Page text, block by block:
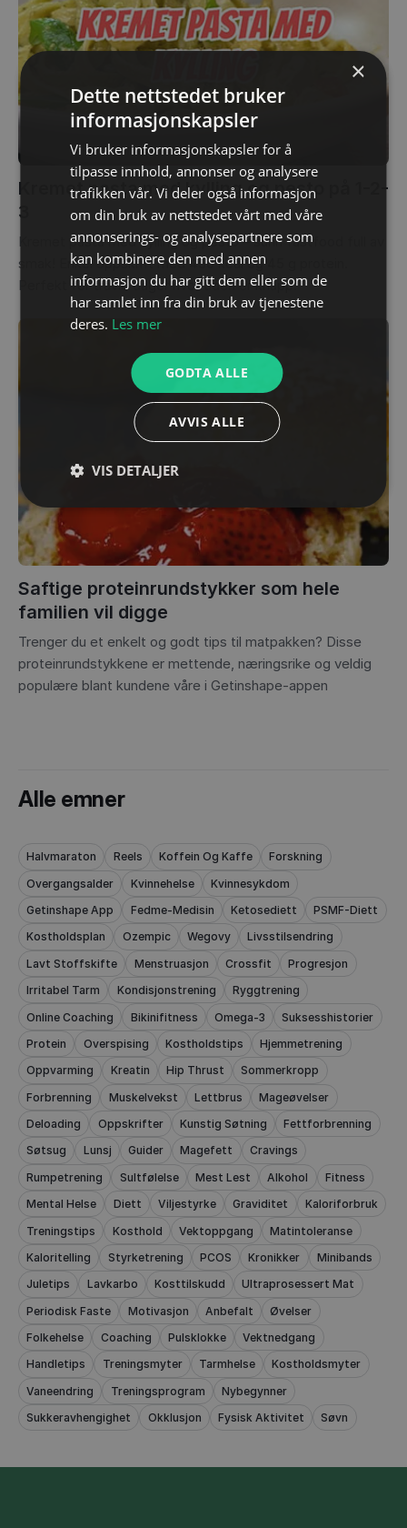
Kremet pasta med kylling og pesto på 1-2-
3
Kremet pasta med kylling og pesto – sunn fastfood full av
smak! Enkel oppskrift med 450 kcal og 45 g protein.
Perfekt for travle dager hvor tiden er knapp.
Saftige proteinrundstykker som hele
familien vil digge
Trenger du et enkelt og godt tips til matpakken? Disse
proteinrundstykkene er mettende, næringsrike og veldig
populære blant kundene våre i Getinshape-appen
Alle emner
Halvmaraton Reels Koffein Og Kaffe
Forskning
Overgangsalder
Kvinnehelse
Kvinnesykdom
Getinshape App
Fedme-Medisin Ketosediett
PSMF-Diett
Kostholdsplan
Ozempic Wegovy
Livsstilsendring
Lavt Stoffskifte
Menstruasjon Crossfit
Progresjon
Irritabel Tarm
Kondisjonstrening
Ryggtrening
Online Coaching
Bikinifitness Omega-3
Suksesshistorier
Protein
Overspising Kostholdstips
Hjemmetrening
Oppvarming
Kreatin Hip Thrust
Sommerkropp
Forbrenning
Muskelvekst Lettbrus
Mageøvelser
Deloading
Oppskrifter Kunstig Søtning
Fettforbrenning
Søtsug
Lunsj Guider Magefett
Cravings
Rumpetrening
Sultfølelse Mest Lest Alkohol
Fitness
Mental Helse
Diett Viljestyrke Graviditet
Kaloriforbruk
Treningstips
Kosthold Vektoppgang
Matintoleranse
Kaloritelling
Styrketrening PCOS Kronikker
Minibands
Juletips
Lavkarbo Kosttilskudd
Ultraprosessert Mat
Periodisk Faste
Motivasjon Anbefalt
Øvelser
Folkehelse
Coaching Pulsklokke
Vektnedgang
Handletips
Treningsmyter Tarmhelse
Kostholdsmyter
Vaneendring
Treningsprogram
Nybegynner
Sukkeravhengighet
Okklusjon Fysisk Aktivitet Søvn
×
Dette nettstedet bruker
informasjonskapsler
Vi bruker informasjonskapsler for å
tilpasse innhold, annonser og analysere
trafikken vår. Vi deler også informasjon
om din bruk av nettstedet vårt med våre
annonserings- og analysepartnere som
kan kombinere den med annen
informasjon du har gitt dem eller som de
har samlet inn fra din bruk av tjenestene
deres. Les mer
GODTA ALLE
AVVIS ALLE
VIS DETALJER